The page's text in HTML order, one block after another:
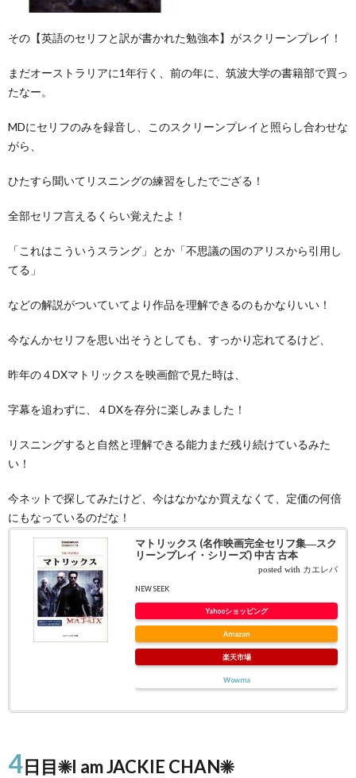
その【英語のセリフと訳が書かれた勉強本】がスクリーンプレイ！
まだオーストラリアに1年行く、前の年に、筑波大学の書籍部で買っ
たなー。
MDにセリフのみを録音し、このスクリーンプレイと照らし合わせな
がら、
ひたすら聞いてリスニングの練習をしたでござる！
全部セリフ言えるくらい覚えたよ！
「これはこういうスラング」とか「不思議の国のアリスから引用し
てる」
などの解説がついていてより作品を理解できるのもかなりいい！
今なんかセリフを思い出そうとしても、すっかり忘れてるけど、
昨年の４DXマトリックスを映画館で見た時は、
字幕を追わずに、４DXを存分に楽しみました！
リスニングすると自然と理解できる能力まだ残り続けているみた
い！
今ネットで探してみたけど、今はなかなか買えなくて、定価の何倍
にもなっているのだな！
マトリックス (名作映画完全セリフ集―スク
リーンプレイ・シリーズ) 中古 古本
posted with カエレバ
NEW SEEK
Yahooショッピング
Amazon
楽天市場
Wowma
4日目☀I am JACKIE CHAN☀